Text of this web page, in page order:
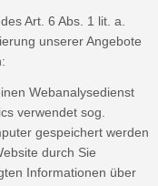
Art. 6 Abs. 1 lit. a.
unserer Angebote
Webanalysedienst
verwendet sog.
gespeichert werden
durch Sie
Informationen über